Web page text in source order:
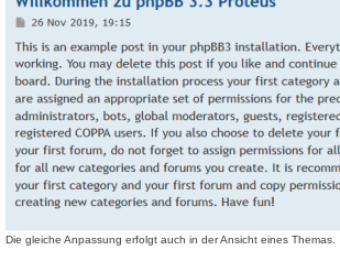
Die gleiche Anpassung erfolgt auch in der Ansicht eines Themas.